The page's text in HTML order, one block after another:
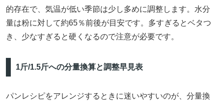
的存在で、気温が低い季節は少し多めに調整します。水分
量は粉に対して約65％前後が目安です。多すぎるとベタつ
き、少なすぎると硬くなるので注意が必要です。
1斤/1.5斤への分量換算と調整早見表
パンレシピをアレンジするときに迷いやすいのが、分量換